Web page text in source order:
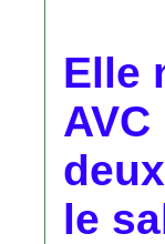
Elle
le